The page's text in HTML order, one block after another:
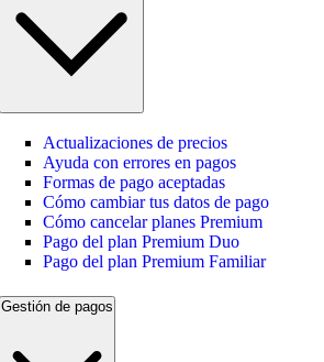
Actualizaciones de precios
Ayuda con errores en pagos
Formas de pago aceptadas
Cómo cambiar tus datos de pago
Cómo cancelar planes Premium
Pago del plan Premium Duo
Pago del plan Premium Familiar
Gestión de pagos